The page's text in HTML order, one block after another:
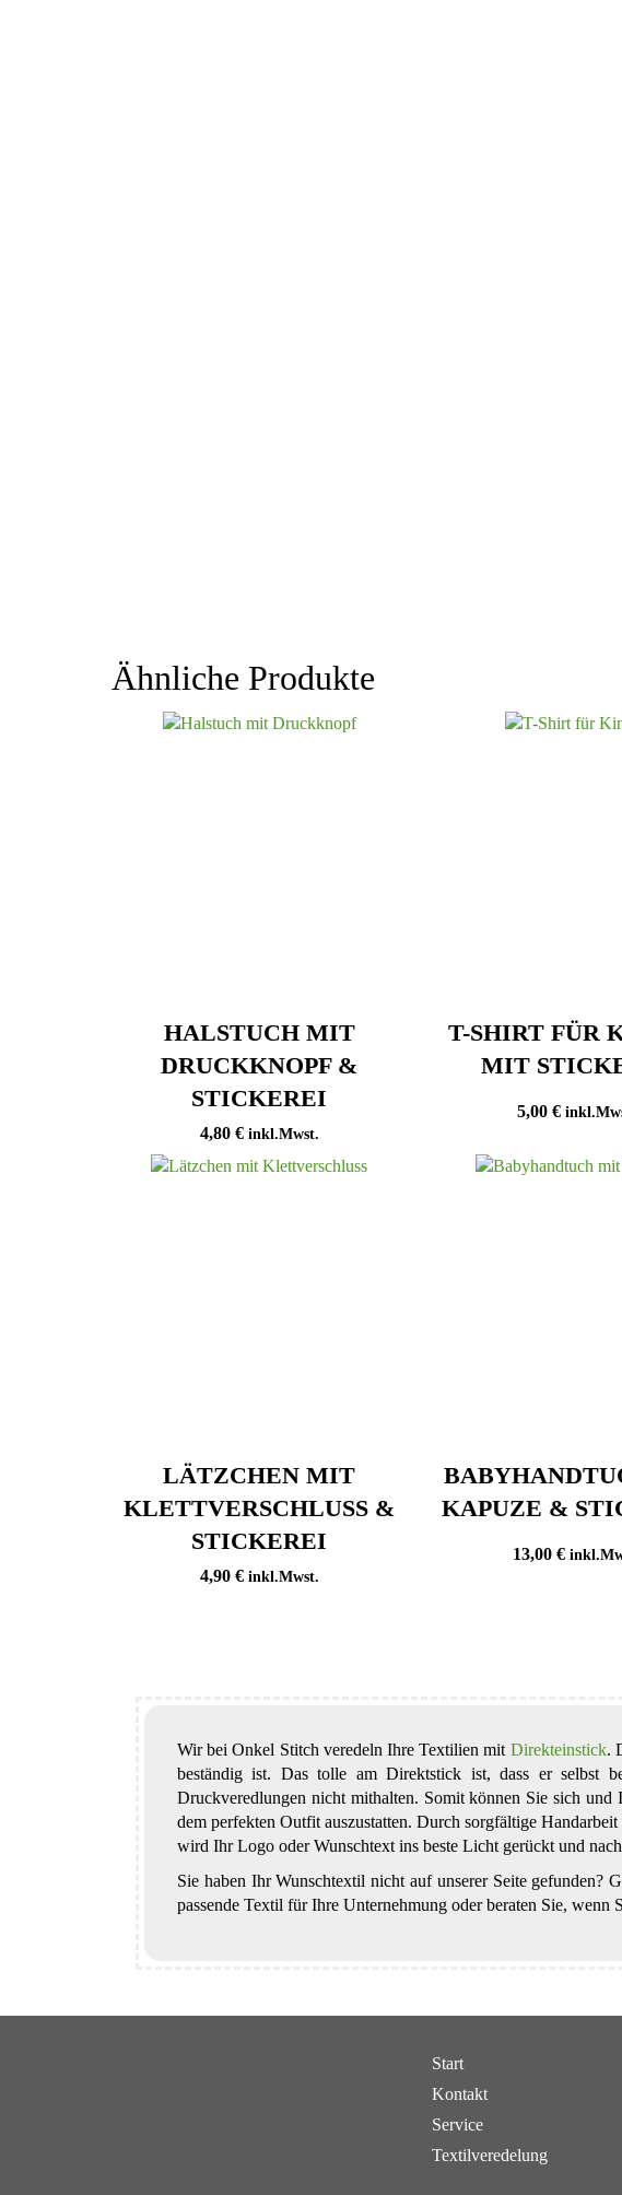
Ähnliche Produkte
HALSTUCH MIT
DRUCKKNOPF &
STICKEREI
4,80 € inkl.Mwst.
T-SHIRT FÜR
MIT
5,00 €
LÄTZCHEN MIT
KLETTVERSCHLUSS &
STICKEREI
4,90 € inkl.Mwst.
KAPUZE &
13,00 €
Wir bei Onkel Stitch veredeln Ihre Textilien mit Direkteinstick.
beständig ist. Das tolle am Direktstick ist, dass er selbst
Druckveredlungen nicht mithalten. Somit können Sie sich und
dem perfekten Outfit auszustatten. Durch sorgfältige
wird Ihr Logo oder Wunschtext ins beste Licht gerückt und
Sie haben Ihr Wunschtextil nicht auf unserer Seite gefunden?
passende Textil für Ihre Unternehmung oder beraten Sie,
Start
Kontakt
Service
Textilveredelung